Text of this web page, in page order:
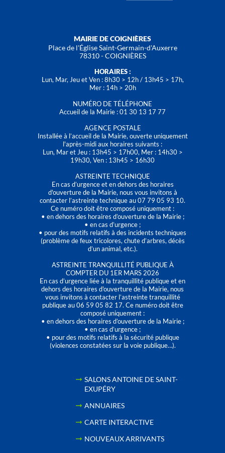
MAIRIE DE COIGNIÈRES
Place de l'Église Saint-Germain-d'Auxerre
78310 - COIGNIÈRES
HORAIRES :
Lun, Mar, Jeu et Ven : 8h30 > 12h / 13h45 > 17h,
Mer : 14h > 20h
NUMÉRO DE TÉLÉPHONE
Accueil de la Mairie : 01 30 13 17 77
AGENCE POSTALE
Installée à l’accueil de la Mairie, ouverte uniquement
l'après-midi aux horaires suivants :
Lun, Mar et Jeu : 13h45 > 17h00, Mer : 14h30 >
19h30, Ven : 13h45 > 16h30
ASTREINTE TECHNIQUE
En cas d’urgence et en dehors des horaires
d'ouverture de la Mairie, nous vous invitons à
contacter l’astreinte technique au 07 79 05 93 10.
Ce numéro doit être composé uniquement :
• en dehors des horaires d’ouverture de la Mairie ;
• en cas d’urgence ;
• pour des motifs relatifs à des incidents techniques
(problème de feux tricolores, chute d’arbres, décès
d’un animal, etc.).
ASTREINTE TRANQUILLITÉ PUBLIQUE À
COMPTER DU 1ER MARS 2026
En cas d’urgence liée à la tranquillité publique et en
dehors des horaires d'ouverture de la Mairie, nous
vous invitons à contacter l’astreinte tranquillité
publique au 06 59 05 82 17. Ce numéro doit être
composé uniquement :
• en dehors des horaires d’ouverture de la Mairie ;
• en cas d’urgence ;
• pour des motifs relatifs à la sécurité publique
(violences constatées sur la voie publique…).
SALONS ANTOINE DE SAINT-
EXUPÉRY
ANNUAIRES
CARTE INTERACTIVE
NOUVEAUX ARRIVANTS